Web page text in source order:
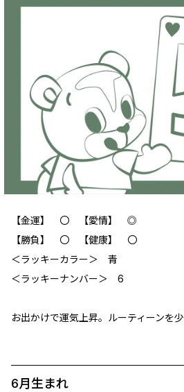
【金運】 ‪‪〇 【愛情】 ◎
【勝負】 〇 【健康】 〇
＜ラッキーカラー＞ 青
＜ラッキーナンバー＞ 6
お出かけで運気上昇。ルーティーンを少
6月生まれ